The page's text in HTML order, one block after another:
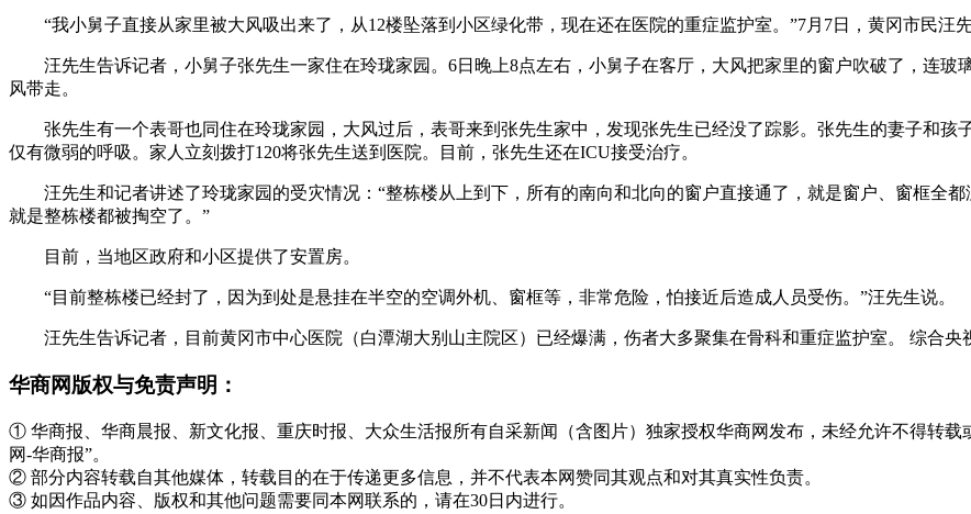
“我小舅子直接从家里被大风吸出来了，从12楼坠落到小区绿化带，现在还在医院的重症监护室。”7月7日，黄冈市民汪先
汪先生告诉记者，小舅子张先生一家住在玲珑家园。6日晚上8点左右，小舅子在客厅，大风把家里的窗户吹破了，连玻
风带走。
张先生有一个表哥也同住在玲珑家园，大风过后，表哥来到张先生家中，发现张先生已经没了踪影。张先生的妻子和孩
仅有微弱的呼吸。家人立刻拨打120将张先生送到医院。目前，张先生还在ICU接受治疗。
汪先生和记者讲述了玲珑家园的受灾情况：“整栋楼从上到下，所有的南向和北向的窗户直接通了，就是窗户、窗框全
就是整栋楼都被掏空了。”
目前，当地区政府和小区提供了安置房。
“目前整栋楼已经封了，因为到处是悬挂在半空的空调外机、窗框等，非常危险，怕接近后造成人员受伤。”汪先生说。
汪先生告诉记者，目前黄冈市中心医院（白潭湖大别山主院区）已经爆满，伤者大多聚集在骨科和重症监护室。 综合央
华商网版权与免责声明：
① 华商报、华商晨报、新文化报、重庆时报、大众生活报所有自采新闻（含图片）独家授权华商网发布，未经允许不得转
网-华商报”。
② 部分内容转载自其他媒体，转载目的在于传递更多信息，并不代表本网赞同其观点和对其真实性负责。
③ 如因作品内容、版权和其他问题需要同本网联系的，请在30日内进行。